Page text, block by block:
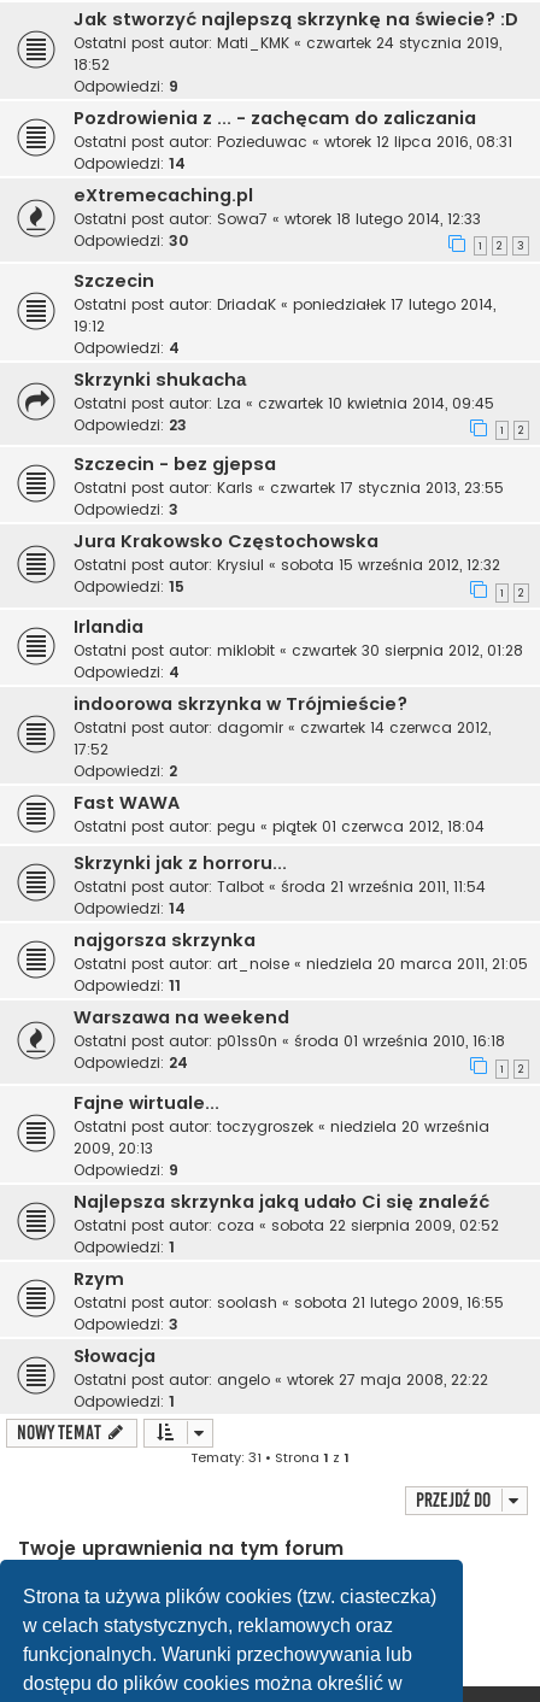
Strona ta używa plików cookies (tzw. ciasteczka)
w celach statystycznych, reklamowych oraz
funkcjonalnych. Warunki przechowywania lub
dostępu do plików cookies można określić w
Jak stworzyć najlepszą skrzynkę na świecie? :D
Ostatni post autor: Mati_KMK « czwartek 24 stycznia 2019,
18:52
Odpowiedzi: 9
Pozdrowienia z ... - zachęcam do zaliczania
Ostatni post autor: Pozieduwac « wtorek 12 lipca 2016, 08:31
Odpowiedzi: 14
eXtremecaching.pl
Ostatni post autor: Sowa7 « wtorek 18 lutego 2014, 12:33
Odpowiedzi: 30 1 2 3
Szczecin
Ostatni post autor: DriadaK « poniedziałek 17 lutego 2014,
19:12
Odpowiedzi: 4
Skrzynki shukachа
Ostatni post autor: Lza « czwartek 10 kwietnia 2014, 09:45
Odpowiedzi: 23 1 2
Szczecin - bez gjepsa
Ostatni post autor: Karls « czwartek 17 stycznia 2013, 23:55
Odpowiedzi: 3
Jura Krakowsko Częstochowska
Ostatni post autor: Krysiul « sobota 15 września 2012, 12:32
Odpowiedzi: 15 1 2
Irlandia
Ostatni post autor: miklobit « czwartek 30 sierpnia 2012, 01:28
Odpowiedzi: 4
indoorowa skrzynka w Trójmieście?
Ostatni post autor: dagomir « czwartek 14 czerwca 2012,
17:52
Odpowiedzi: 2
Fast WAWA
Ostatni post autor: pegu « piątek 01 czerwca 2012, 18:04
Skrzynki jak z horroru...
Ostatni post autor: Talbot « środa 21 września 2011, 11:54
Odpowiedzi: 14
najgorsza skrzynka
Ostatni post autor: art_noise « niedziela 20 marca 2011, 21:05
Odpowiedzi: 11
Warszawa na weekend
Ostatni post autor: p01ss0n « środa 01 września 2010, 16:18
Odpowiedzi: 24 1 2
Fajne wirtuale...
Ostatni post autor: toczygroszek « niedziela 20 września
2009, 20:13
Odpowiedzi: 9
Najlepsza skrzynka jaką udało Ci się znaleźć
Ostatni post autor: coza « sobota 22 sierpnia 2009, 02:52
Odpowiedzi: 1
Rzym
Ostatni post autor: soolash « sobota 21 lutego 2009, 16:55
Odpowiedzi: 3
Słowacja
Ostatni post autor: angelo « wtorek 27 maja 2008, 22:22
Odpowiedzi: 1
NOWY TEMAT
Tematy: 31 • Strona 1 z 1
Przejdź do
Twoje uprawnienia na tym forum
Nie możeszodpowiadać w tematach
Nie możesz
zmieniać swoich postów
Nie możeszusuwać swoich postów
Nie możeszdodawać załączników